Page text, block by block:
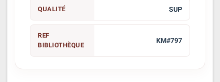
QUALITÉ SUP
REF
BIBLIOTHÈQUE
KM#797